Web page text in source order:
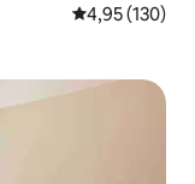
საშუალო
4,95 (130)